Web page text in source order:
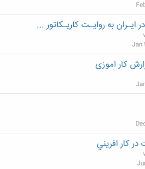
ایـران به روایـت کاریـکاتور ...
Jan
کار اموزی